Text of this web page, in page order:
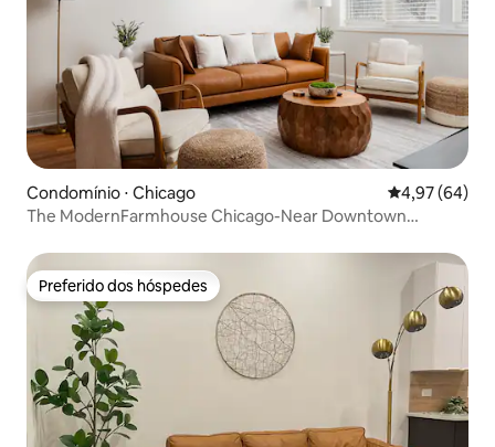
Condomínio ⋅ Chicago 4,97 de uma
4,97 (64)
The ModernFarmhouse Chicago-Near Downtown
Preferido dos hóspedes
Preferido dos hóspedes